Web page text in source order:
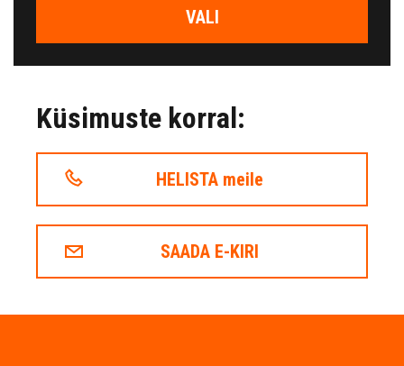
VALI
Küsimuste korral:
HELISTA meile
SAADA E-KIRI